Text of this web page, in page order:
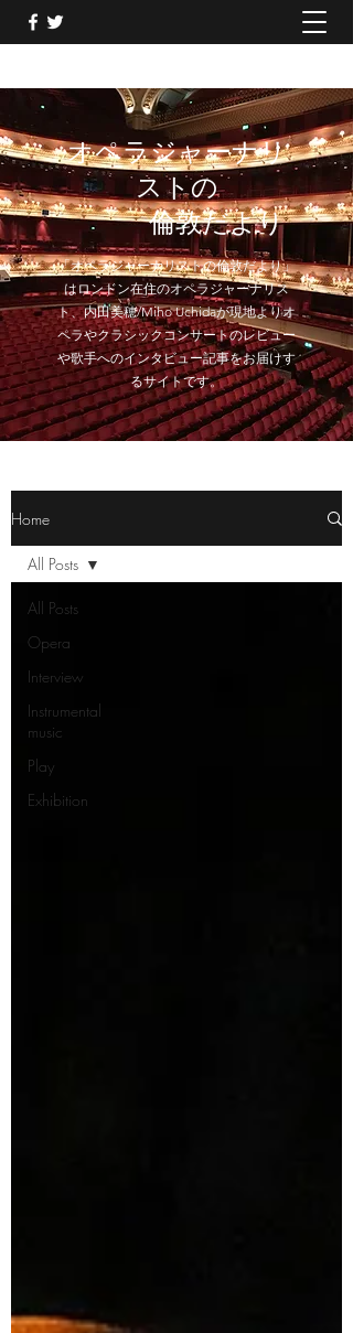
オペラジャーナリ
ストの
倫敦だより
「オペラジャーナリストの倫敦だより」
はロンドン在住のオペラジャーナリス
ト、内田美穂/Miho Uchidaが現地よりオ
ペラやクラシックコンサートのレビュー
や歌手へのインタビュー記事をお届けす
るサイトです。
Home
All Posts
Opera
Interview
Instrumental
music
Play
Exhibition
All Posts